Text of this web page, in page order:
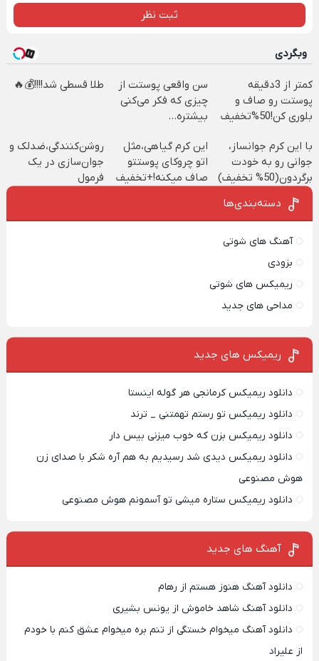
ثبت نظر
وبگردی
کمتر از 3دقیقه
پوستت رو صاف و
بلوری کن!50%تخفیف
سن واقعی پوستت از
چیزی که فکر می‌کنی
بیشتره...
طلا قسطی شد!!!!💰🔥
با این کرم جوانساز،
جوانی رو به خودت
برگردون(50% تخفیف)
این کرم گیاهی،مثل
اتو چروکای پوستتو
صاف میکنه!+تخفیف
روشن‌کنندگی،ضد‌لک و
جوان‌سازی در یک
فرمول
دسته‌بندی‌ها
آهنگ های شوتی
بزودی
ریمیکس های شوتی
مداحی های جدید
ریمیکس‌ های جدید
دانلود ریمیکس کرمانجی هر گوله اینستا
دانلود ریمیکس تو رستم تهمتنی _ ترند
دانلود ریمیکس بزن که خوب میزنی بیس دار
دانلود ریمیکس دیدی شد رسیدیم به هم آره شکر با صدای زن
هوش مصنوعی
دانلود ریمیکس ستاره میشی تو آسمونم هوش مصنوعی
آهنگ های جدید
دانلود آهنگ هنوز هستم از رهام
دانلود آهنگ شاهد خاموش از یونس بشیری
دانلود آهنگ میخوام خستگی از تنم بره میخوام عشق کنم با خودم
از علیراد